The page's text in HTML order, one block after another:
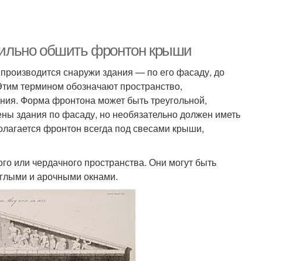
обшить фронтон крыши
снаружи здания — по его фасаду, до
термином обозначают пространство,
Форма фронтона может быть треугольной,
здания по фасаду, но необязательно должен иметь
фронтон всегда под свесами крыши,
или чердачного пространства. Они могут быть
и арочными окнами.